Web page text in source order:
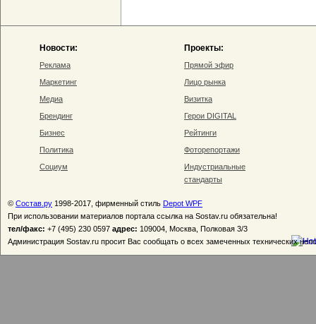
Новости:
Реклама
Маркетинг
Медиа
Брендинг
Бизнес
Политика
Социум
Проекты:
Прямой эфир
Лицо рынка
Визитка
Герои DIGITAL
Рейтинги
Фоторепортажи
Индустриальные
стандарты
© Состав.ру 1998-2017, фирменный стиль Depot WPF
При использовании материалов портала ссылка на Sostav.ru обязательна!
тел/факс: +7 (495) 230 0597 адрес: 109004, Москва, Полковая 3/3
Администрация Sostav.ru просит Вас сообщать о всех замеченных технических